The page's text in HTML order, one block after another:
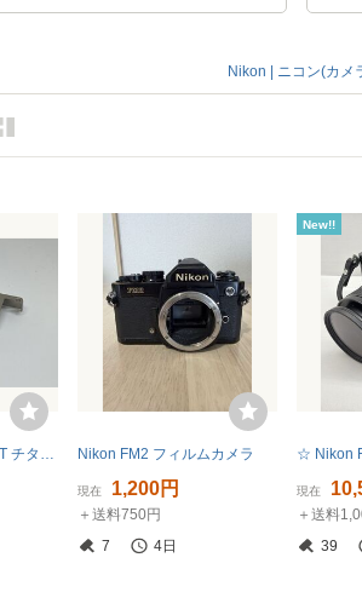
Nikon | ニコン(カメ
新品未使用 Nikon F3/T チタン シルバー トップカバー 純正部品 F3/Tロゴ入り 希少 デッドストック Nikon FM2 フィルムカメラ
現在 1,200円
＋送料750円
7
4日
New!!
現在
＋送料
39